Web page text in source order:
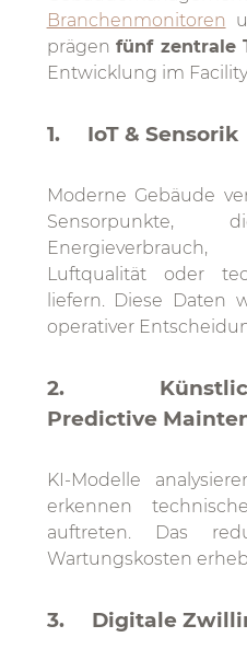
Branchenmonitoren
prägenfünf zentrale
Entwicklung im
1. IoT & Sensorik
Moderne Gebäude
Luftqualität oder
liefern. Diese Daten
operativer
2.
Predictive
KI-Modelle
erkennen
auftreten. Das
Wartungskosten
3. Digitale